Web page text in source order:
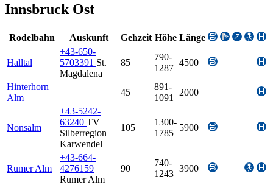
Innsbruck Ost
Rodelbahn Auskunft Gehzeit Höhe Länge
Halltal
+43-650-
5703391 St.
Magdalena
85
790-
1287
4500
Hinterhorn
Alm
45
891-
1091
2000
Nonsalm
+43-5242-
63240 TV
Silberregion
Karwendel
105
1300-
1785
5900
Rumer Alm
+43-664-
4276159
Rumer Alm
90
740-
1243
3900